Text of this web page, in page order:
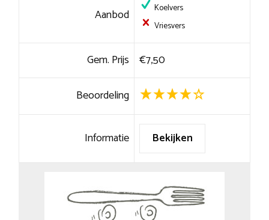
Aanbod
Koelvers
Vriesvers
Gem. Prijs €7,50
Beoordeling
Informatie Bekijken